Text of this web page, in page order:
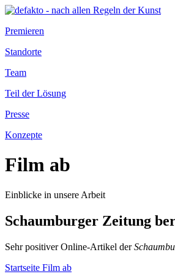
Premieren
Standorte
Team
Teil der Lösung
Presse
Konzepte
Film ab
Einblicke in unsere Arbeit
Schaumburger Zeitung
Sehr positiver Online-Artikel der
Startseite Film ab